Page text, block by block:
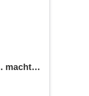
macht